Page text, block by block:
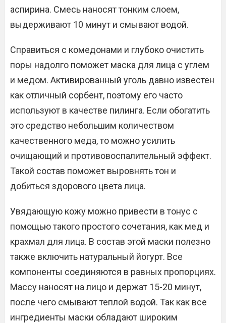
аспирина. Смесь наносят тонким слоем,
выдерживают 10 минут и смывают водой.
Справиться с комедонами и глубоко очистить
поры надолго поможет маска для лица с углем
и медом. Активированный уголь давно известен
как отличный сорбент, поэтому его часто
используют в качестве пилинга. Если обогатить
это средство небольшим количеством
качественного меда, то можно усилить
очищающий и противовоспалительный эффект.
Такой состав поможет выровнять тон и
добиться здорового цвета лица.
Увядающую кожу можно привести в тонус с
помощью такого простого сочетания, как мед и
крахмал для лица. В состав этой маски полезно
также включить натуральный йогурт. Все
компоненты соединяются в равных пропорциях.
Массу наносят на лицо и держат 15-20 минут,
после чего смывают теплой водой. Так как все
ингредиенты маски обладают широким